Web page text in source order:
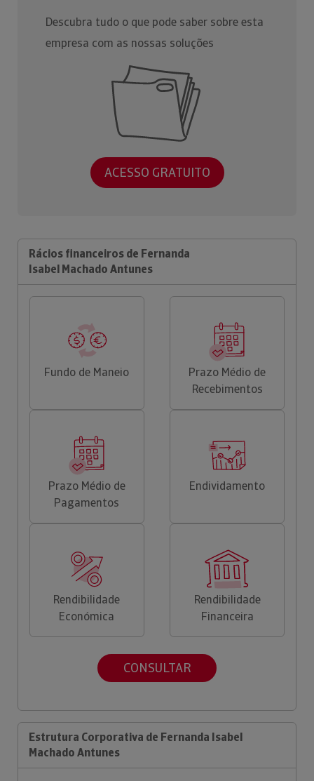
Descubra tudo o que pode saber sobre esta
empresa com as nossas soluções
ACESSO GRATUITO
Rácios financeiros de Fernanda
Isabel Machado Antunes
Fundo de Maneio
Prazo Médio de
Recebimentos
Prazo Médio de
Pagamentos
Endividamento
Rendibilidade
Económica
Rendibilidade
Financeira
CONSULTAR
Estrutura Corporativa de Fernanda Isabel
Machado Antunes